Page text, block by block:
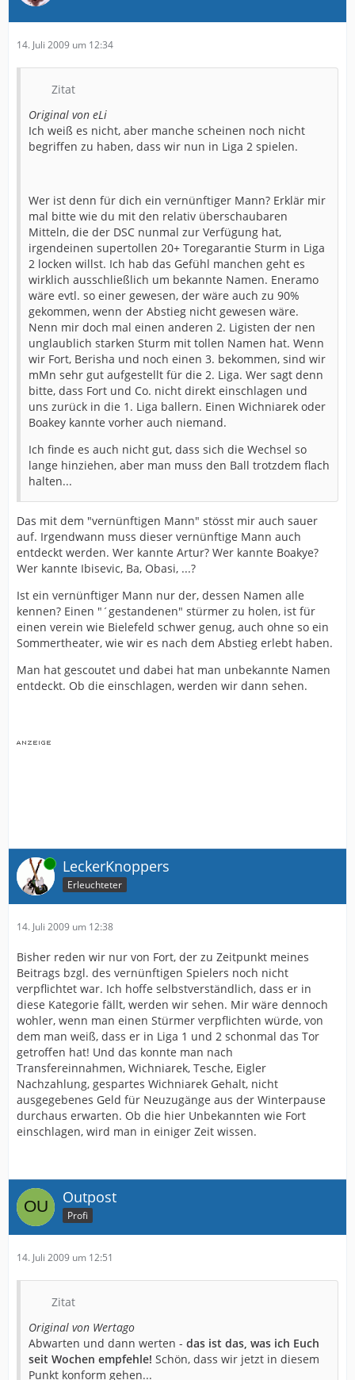
14. Juli 2009 um 12:34
Zitat
Original von eLi
Ich weiß es nicht, aber manche scheinen noch nicht
begriffen zu haben, dass wir nun in Liga 2 spielen.
Wer ist denn für dich ein vernünftiger Mann? Erklär mir
mal bitte wie du mit den relativ überschaubaren
Mitteln, die der DSC nunmal zur Verfügung hat,
irgendeinen supertollen 20+ Toregarantie Sturm in Liga
2 locken willst. Ich hab das Gefühl manchen geht es
wirklich ausschließlich um bekannte Namen. Eneramo
wäre evtl. so einer gewesen, der wäre auch zu 90%
gekommen, wenn der Abstieg nicht gewesen wäre.
Nenn mir doch mal einen anderen 2. Ligisten der nen
unglaublich starken Sturm mit tollen Namen hat. Wenn
wir Fort, Berisha und noch einen 3. bekommen, sind wir
mMn sehr gut aufgestellt für die 2. Liga. Wer sagt denn
bitte, dass Fort und Co. nicht direkt einschlagen und
uns zurück in die 1. Liga ballern. Einen Wichniarek oder
Boakey kannte vorher auch niemand.
Ich finde es auch nicht gut, dass sich die Wechsel so
lange hinziehen, aber man muss den Ball trotzdem flach
halten...
Das mit dem "vernünftigen Mann" stösst mir auch sauer
auf. Irgendwann muss dieser vernünftige Mann auch
entdeckt werden. Wer kannte Artur? Wer kannte Boakye?
Wer kannte Ibisevic, Ba, Obasi, ...?
Ist ein vernünftiger Mann nur der, dessen Namen alle
kennen? Einen "´gestandenen" stürmer zu holen, ist für
einen verein wie Bielefeld schwer genug, auch ohne so ein
Sommertheater, wie wir es nach dem Abstieg erlebt haben.
Man hat gescoutet und dabei hat man unbekannte Namen
entdeckt. Ob die einschlagen, werden wir dann sehen.
Online LeckerKnoppers
Erleuchteter
14. Juli 2009 um 12:38
Bisher reden wir nur von Fort, der zu Zeitpunkt meines
Beitrags bzgl. des vernünftigen Spielers noch nicht
verpflichtet war. Ich hoffe selbstverständlich, dass er in
diese Kategorie fällt, werden wir sehen. Mir wäre dennoch
wohler, wenn man einen Stürmer verpflichten würde, von
dem man weiß, dass er in Liga 1 und 2 schonmal das Tor
getroffen hat! Und das konnte man nach
Transfereinnahmen, Wichniarek, Tesche, Eigler
Nachzahlung, gespartes Wichniarek Gehalt, nicht
ausgegebenes Geld für Neuzugänge aus der Winterpause
durchaus erwarten. Ob die hier Unbekannten wie Fort
einschlagen, wird man in einiger Zeit wissen.
Outpost
Profi
14. Juli 2009 um 12:51
Zitat
Original von Wertago
Abwarten und dann werten - das ist das, was ich Euch
seit Wochen empfehle! Schön, dass wir jetzt in diesem
Punkt konform gehen...